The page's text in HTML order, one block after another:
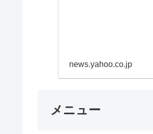
news.yahoo.co.jp
メニュー